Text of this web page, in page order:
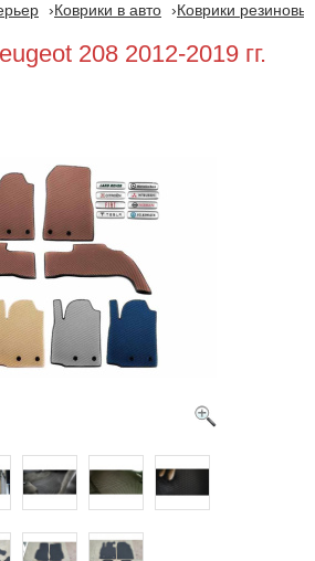
Коврики в авто Коврики
208 2012-2019 гг.